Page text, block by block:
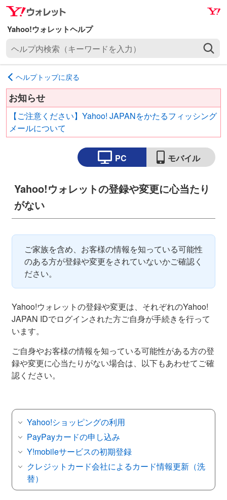
ナ
ビ
ゲ
ー
ョ
ン
へ
ス
ッ
メ
イ
ン
コ
テ
ン
ツ
へ
キ
プ
内
検
索
キ
ヘルプトップに戻る
お知らせ
【ご注意ください】Yahoo! JAPANをかたるフィッシング
メールについて
PC モバイル
Yahoo!ウォレットの登録や変更に心当たり
がない
ご家族を含め、お客様の情報を知っている可能性
のある方が登録や変更をされていないかご確認く
ださい。
Yahoo!ウォレットの登録や変更は、それぞれのYahoo!
JAPAN IDでログインされた方ご自身が手続きを行って
います。
ご自身やお客様の情報を知っている可能性がある方の登
録や変更に心当たりがない場合は、以下もあわせてご確
認ください。
Yahoo!ショッピングの利用
PayPayカードの申し込み
Y!mobileサービスの初期登録
クレジットカード会社によるカード情報更新（洗
替）